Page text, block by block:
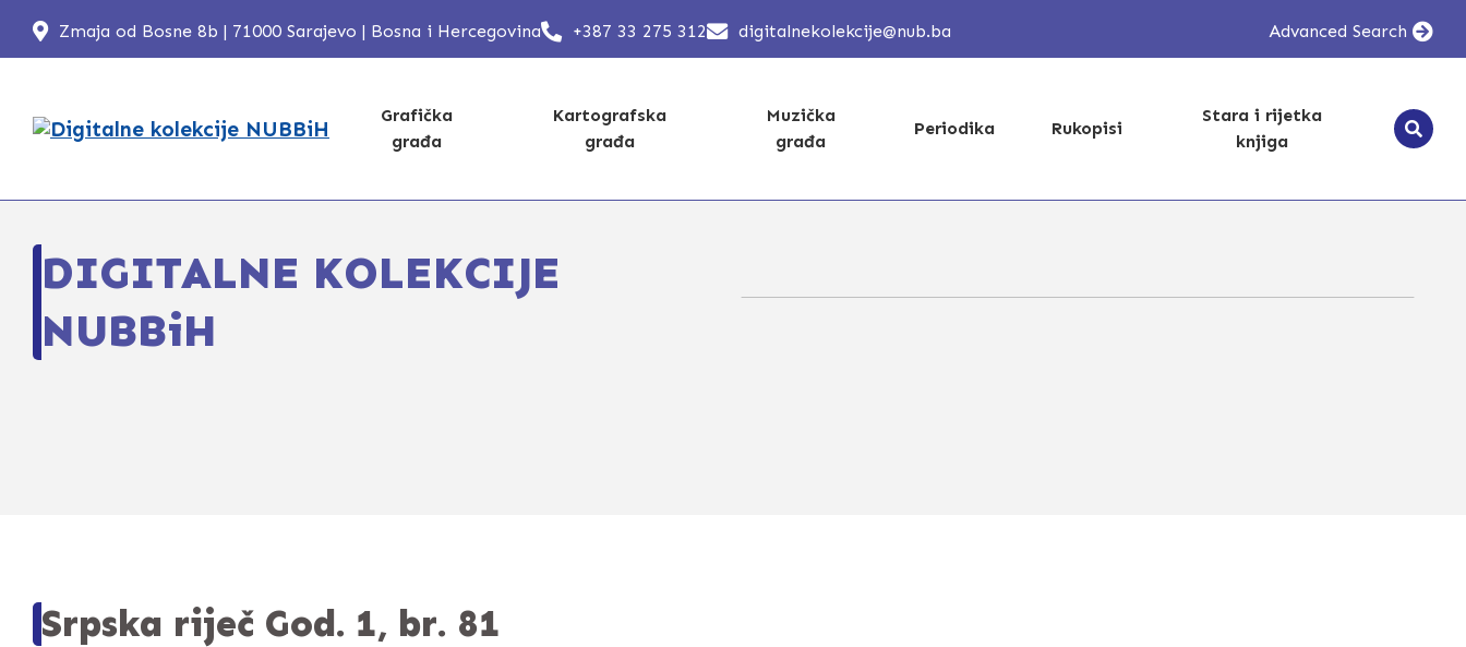
Zmaja od Bosne 8b | 71000 Sarajevo | Bosna i Hercegovina +387 33 275 312 digitalnekolekcije@nub.ba Advanced Search
Grafička
građa
Kartografska
građa
Muzička
građa
Periodika Rukopisi
Stara i rijetka
knjiga
DIGITALNE KOLEKCIJE
NUBBiH
Srpska riječ God. 1, br. 81